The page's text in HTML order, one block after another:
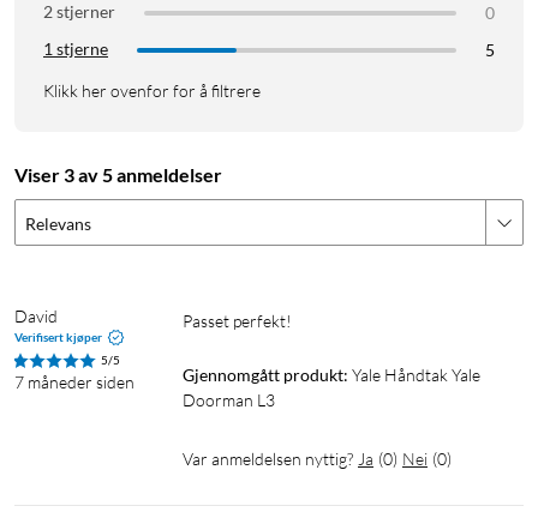
2 stjerner
0
1 stjerne
5
Klikk her ovenfor for å filtrere
Viser 3 av 5 anmeldelser
Relevans
David
Verifisert kjøper
5/5
7 måneder siden
Passet perfekt!
Gjennomgått produkt: Yale Håndtak Yale
Doorman L3
Var anmeldelsen nyttig? Ja (0) Nei (0)